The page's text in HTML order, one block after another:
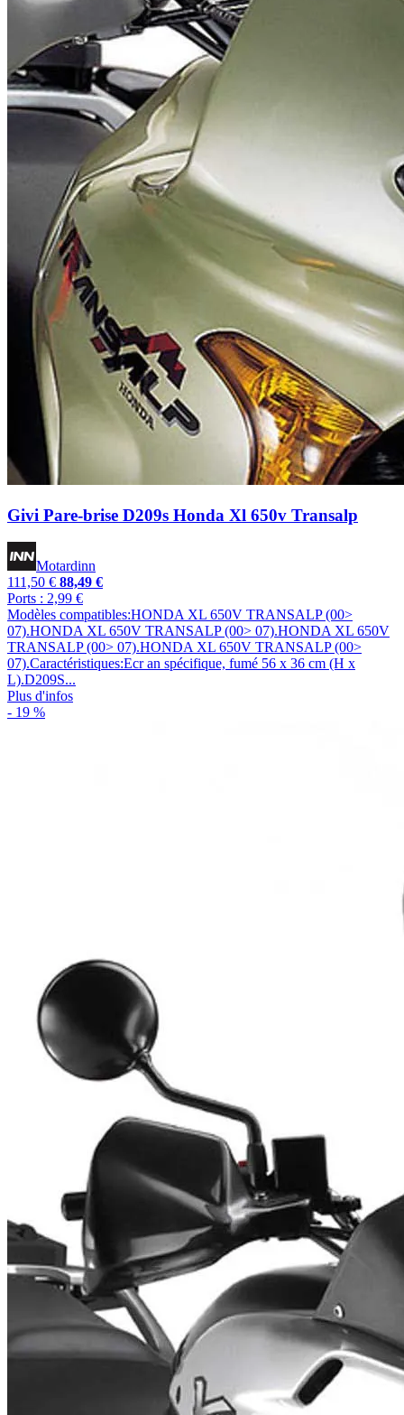
Givi Pare-brise D209s Honda Xl 650v Transalp
Motardinn
111,50 € 88,49 €
Ports : 2,99 €
Modèles compatibles:HONDA XL 650V TRANSALP (00>
07).HONDA XL 650V TRANSALP (00> 07).HONDA XL 650V
TRANSALP (00> 07).HONDA XL 650V TRANSALP (00>
07).Caractéristiques:Ecr an spécifique, fumé 56 x 36 cm (H x
L).D209S...
Plus d'infos
- 19 %